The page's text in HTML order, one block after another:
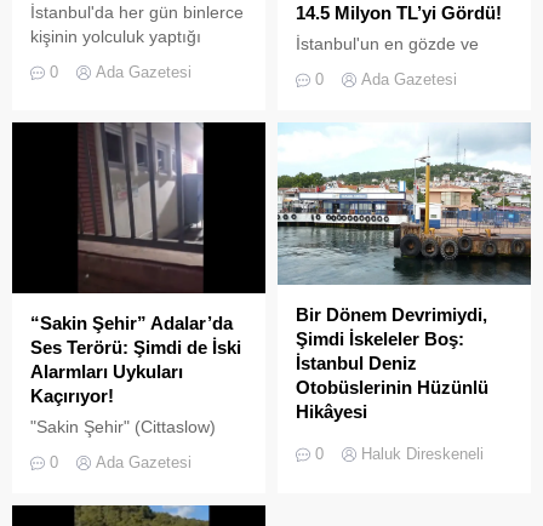
İstanbul'da her gün binlerce
kişinin yolculuk yaptığı
görüntüler "bu kadarına da
0 Ada Gazetesi
14.5 Milyon TL’yi Gördü!
İstanbul'un en gözde ve
olan Adalar ilçesinde,
hareketlilik dikkat çekiyor.
0 Ada Gazetesi
“Sakin Şehir” Adalar’da
Ses Terörü: Şimdi de İski
Alarmları Uykuları
Kaçırıyor!
"Sakin Şehir" (Cittaslow)
Adalar'da gürültü kirliliği
0 Ada Gazetesi
Bir Dönem Devrimiydi,
Şimdi İskeleler Boş:
İstanbul Deniz
Otobüslerinin Hüzünlü
Hikâyesi
2000’li yılların başında
İstanbul’da deniz ulaşımı,
0 Haluk Direskeneli